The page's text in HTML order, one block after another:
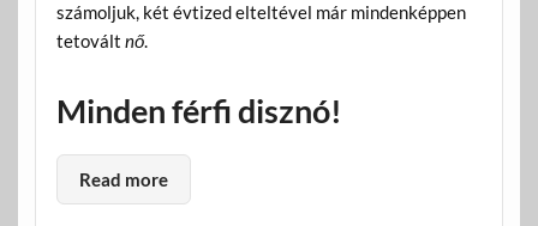
számoljuk, két évtized elteltével már mindenképpen
tetovált nő.
Minden férfi disznó!
Read more